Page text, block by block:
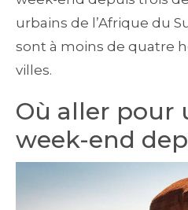
urbains de l’Afrique du
sont à moins de quatre
villes.
Où aller pour
week-end